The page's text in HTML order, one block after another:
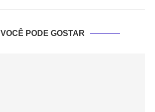
VOCÊ PODE GOSTAR